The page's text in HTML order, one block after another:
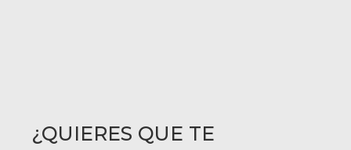
¿QUIERES QUE TE